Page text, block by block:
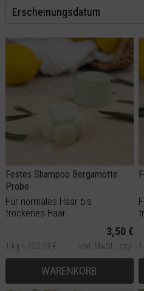
Festes Shampoo Bergamotte
Probe
Für normales Haar bis
trockenes Haar
3,50 €
1 kg = 233,33 € inkl. MwSt., zzgl.
Versand
WARENKORB